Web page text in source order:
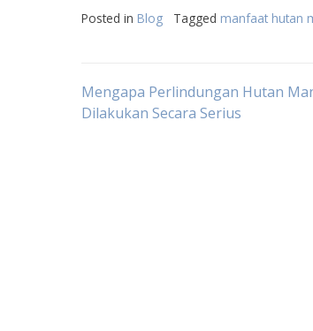
Posted in Blog Tagged manfaat hutan
Post
Mengapa Perlindungan Hutan
Dilakukan Secara Serius